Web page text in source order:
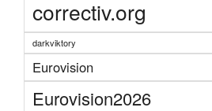
correctiv.org
darkviktory
Eurovision
Eurovision2026